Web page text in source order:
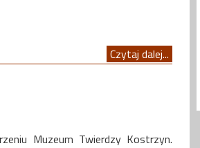
Czytaj dalej...
Muzeum Twierdzy Kostrzyn.